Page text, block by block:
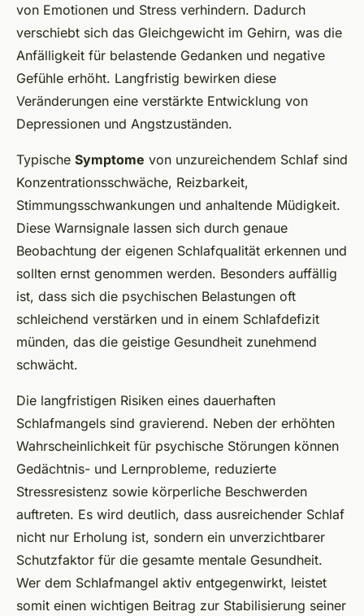
von Emotionen und Stress verhindern. Dadurch
verschiebt sich das Gleichgewicht im Gehirn, was die
Anfälligkeit für belastende Gedanken und negative
Gefühle erhöht. Langfristig bewirken diese
Veränderungen eine verstärkte Entwicklung von
Depressionen und Angstzuständen.
Typische Symptome von unzureichendem Schlaf sind
Konzentrationsschwäche, Reizbarkeit,
Stimmungsschwankungen und anhaltende Müdigkeit.
Diese Warnsignale lassen sich durch genaue
Beobachtung der eigenen Schlafqualität erkennen und
sollten ernst genommen werden. Besonders auffällig
ist, dass sich die psychischen Belastungen oft
schleichend verstärken und in einem Schlafdefizit
münden, das die geistige Gesundheit zunehmend
schwächt.
Die langfristigen Risiken eines dauerhaften
Schlafmangels sind gravierend. Neben der erhöhten
Wahrscheinlichkeit für psychische Störungen können
Gedächtnis- und Lernprobleme, reduzierte
Stressresistenz sowie körperliche Beschwerden
auftreten. Es wird deutlich, dass ausreichender Schlaf
nicht nur Erholung ist, sondern ein unverzichtbarer
Schutzfaktor für die gesamte mentale Gesundheit.
Wer dem Schlafmangel aktiv entgegenwirkt, leistet
somit einen wichtigen Beitrag zur Stabilisierung seiner